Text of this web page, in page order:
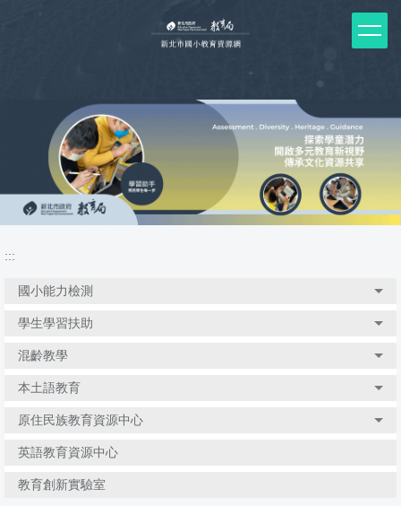
:::
國小能力檢測
學生學習扶助
混齡教學
本土語教育
原住民族教育資源中心
英語教育資源中心
教育創新實驗室